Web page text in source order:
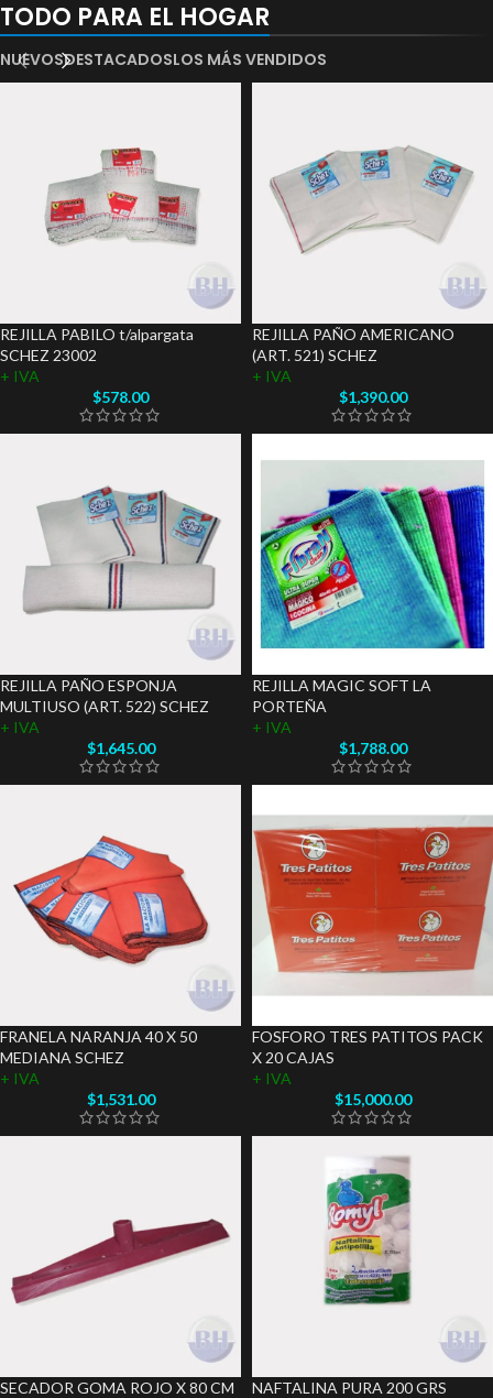
TODO PARA EL HOGAR
NUEVOSDESTACADOSLOS MÁS VENDIDOS
REJILLA PABILO t/alpargata
SCHEZ 23002
+ IVA
$578.00
REJILLA PAÑO AMERICANO
(ART. 521) SCHEZ
+ IVA
$1,390.00
REJILLA PAÑO ESPONJA
MULTIUSO (ART. 522) SCHEZ
+ IVA
$1,645.00
REJILLA MAGIC SOFT LA
PORTEÑA
+ IVA
$1,788.00
FRANELA NARANJA 40 X 50
MEDIANA SCHEZ
+ IVA
$1,531.00
FOSFORO TRES PATITOS PACK
X 20 CAJAS
+ IVA
$15,000.00
SECADOR GOMA ROJO X 80 CM
NAFTALINA PURA 200 GRS